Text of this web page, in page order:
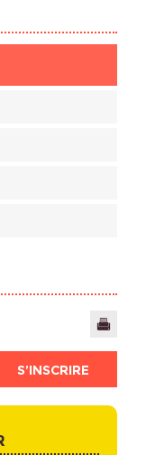
S’INSCRIRE